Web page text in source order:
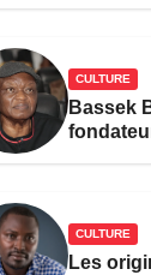
CULTURE
Bassek
CULTURE
Les